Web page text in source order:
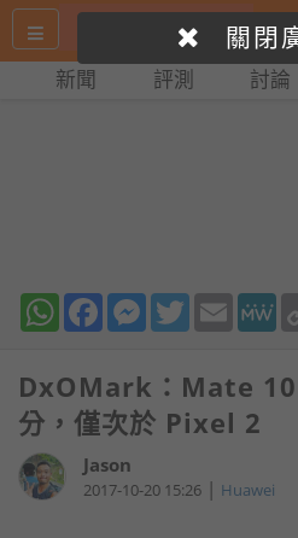
新聞 評測 討論
WhatsAppFacebookMessenger
TwitterEmail
DxOMark：Mate
分，僅次於 Pixel 2
Jason
2017-10-20 15:26 | Huawei
關閉